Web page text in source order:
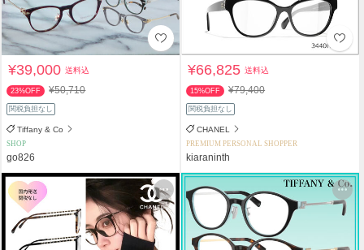
¥39,000送料込
23%OFF ¥50,710
関税負担なし
Tiffany & Co
SHOP
go826
¥66,825送料込
15%OFF ¥79,400
関税負担なし
CHANEL
PREMIUM PERSONAL SHOPPER
kiaraninth